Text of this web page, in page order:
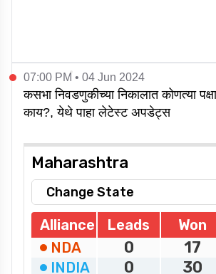
07:00 PM • 04 Jun 2024
कसभा निवडणुकीच्या निकालात कोणत्या
काय?, येथे पाहा लेटेस्ट अपडेट्स